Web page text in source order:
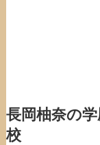
長岡柚奈の
校